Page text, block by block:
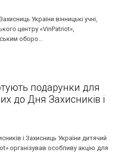
України вінницькі учні,
центру «VinPatriot»,
оборо...
подарунки для
до Дня Захисників і
і Захисниць України дитячий
організував особливу акцію для